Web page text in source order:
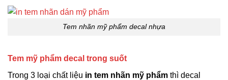
Tem nhãn mỹ phẩm decal nhựa
Tem mỹ phẩm decal trong suốt
Trong 3 loại chất liệu in tem nhãn mỹ phẩm thì decal